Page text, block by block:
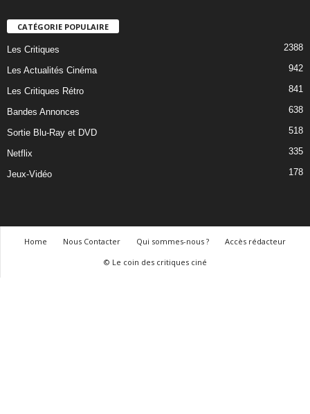
CATÉGORIE POPULAIRE
Les Critiques 2388
Les Actualités Cinéma 942
Les Critiques Rétro 841
Bandes Annonces 638
Sortie Blu-Ray et DVD 518
Netflix 335
Jeux-Vidéo 178
Home Nous Contacter Qui sommes-nous ?
Accès rédacteur
© Le coin des critiques ciné